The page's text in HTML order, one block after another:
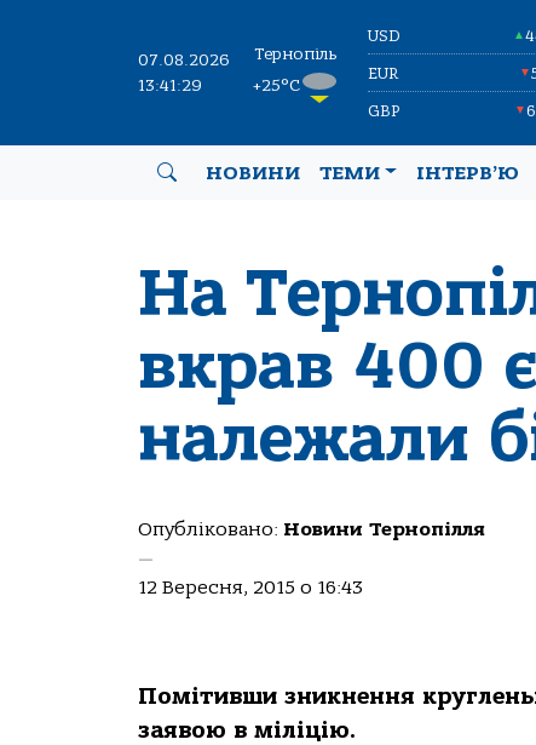
07.08.2026
13:41:30
Тернопіль
+25°C
USD ▲
EUR ▼
GBP ▼
НОВИНИ ТЕМИ ІНТЕРВ’Ю
На
вкрав 400
належали
Опубліковано: Новини Тернопілля
—
12 Вересня, 2015 о 16:43
Помітивши зникнення
заявою в міліцію.